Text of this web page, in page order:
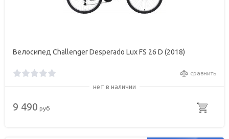
Велосипед Challenger Desperado Lux FS 26 D (2018)
сравнить
нет в наличии
9 490 руб